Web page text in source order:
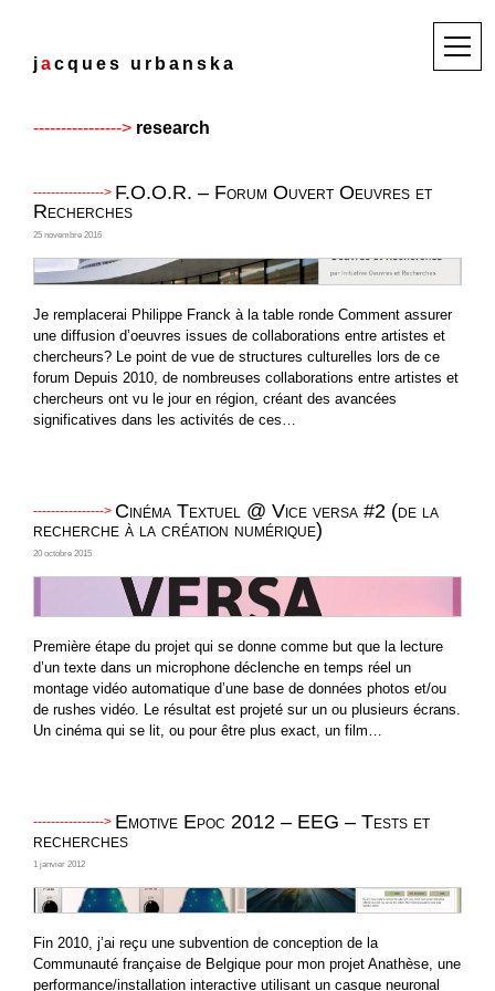
content
jacq u es u r ba n s ka
M
e
research
F.O.O.R. – Forum Ouvert Oeuvres et
Recherches
25 novembre 2016
Je remplacerai Philippe Franck à la table ronde Comment assurer
une diffusion d’oeuvres issues de collaborations entre artistes et
chercheurs? Le point de vue de structures culturelles lors de ce
forum Depuis 2010, de nombreuses collaborations entre artistes et
chercheurs ont vu le jour en région, créant des avancées
significatives dans les activités de ces…
Cinéma Textuel @ Vice versa #2 (de la
recherche à la création numérique)
20 octobre 2015
Première étape du projet qui se donne comme but que la lecture
d’un texte dans un microphone déclenche en temps réel un
montage vidéo automatique d’une base de données photos et/ou
de rushes vidéo. Le résultat est projeté sur un ou plusieurs écrans.
Un cinéma qui se lit, ou pour être plus exact, un film…
Emotive Epoc 2012 – EEG – Tests et
recherches
1 janvier 2012
Fin 2010, j’ai reçu une subvention de conception de la
Communauté française de Belgique pour mon projet Anathèse, une
performance/installation interactive utilisant un casque neuronal